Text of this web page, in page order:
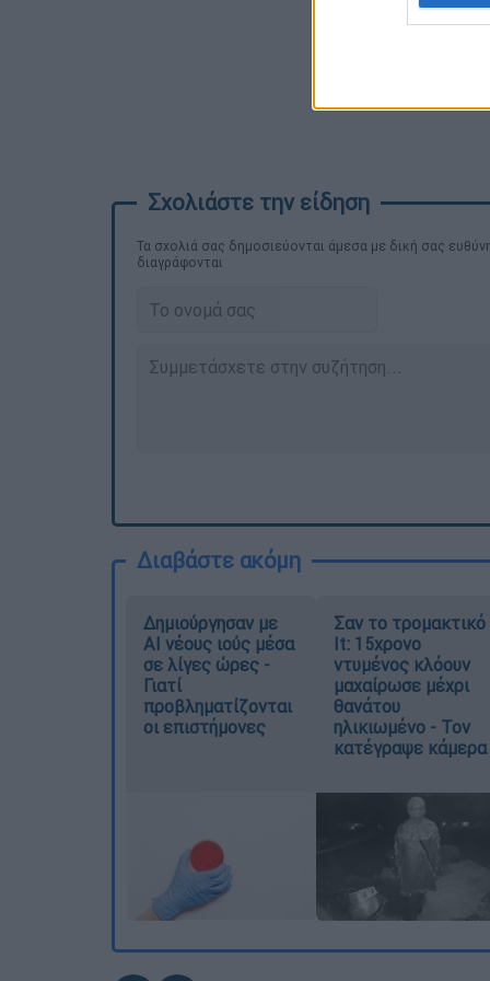
Τα σχολιά σας δημοσιεύονται άμεσα με δική σας
διαγράφονται
Διαβάστε ακόμη
Δημιούργησαν με
AI νέους ιούς μέσα
σε λίγες ώρες -
Γιατί
προβληματίζονται
οι επιστήμονες
Σαν το τρομακτικό
It: 15χρονο
ντυμένος κλόουν
μαχαίρωσε μέχρι
θανάτου
ηλικιωμένο - Τον
κατέγραψε κάμερα